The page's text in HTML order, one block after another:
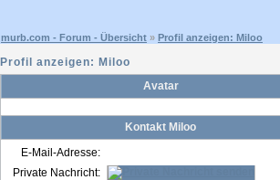
murb.com - Forum - Übersicht » Profil anzeigen: Miloo
Profil anzeigen: Miloo
Avatar
Kontakt Miloo
E-Mail-Adresse:
Private Nachricht: